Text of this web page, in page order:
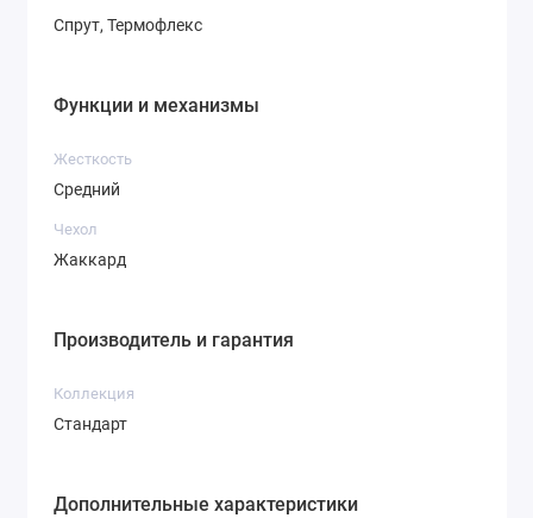
Спрут, Термофлекс
Функции и механизмы
Жесткость
Средний
Чехол
Жаккард
Производитель и гарантия
Коллекция
Стандарт
Дополнительные характеристики